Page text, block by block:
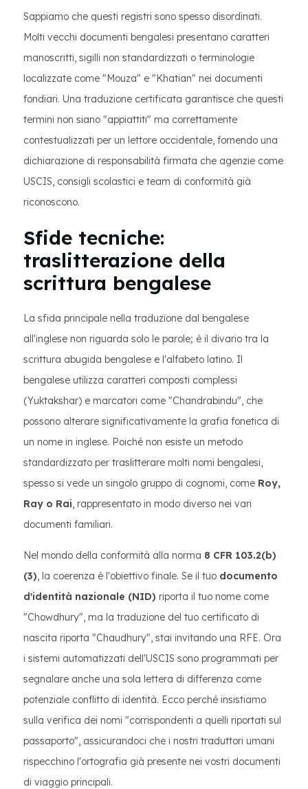
Sappiamo che questi registri sono spesso disordinati.
Molti vecchi documenti bengalesi presentano caratteri
manoscritti, sigilli non standardizzati o terminologie
localizzate come "Mouza" e "Khatian" nei documenti
fondiari. Una traduzione certificata garantisce che questi
termini non siano "appiattiti" ma correttamente
contestualizzati per un lettore occidentale, fornendo una
dichiarazione di responsabilità firmata che agenzie come
USCIS, consigli scolastici e team di conformità già
riconoscono.
Sfide tecniche:
traslitterazione della
scrittura bengalese
La sfida principale nella traduzione dal bengalese
all'inglese non riguarda solo le parole; è il divario tra la
scrittura abugida bengalese e l'alfabeto latino. Il
bengalese utilizza caratteri composti complessi
(Yuktakshar) e marcatori come "Chandrabindu", che
possono alterare significativamente la grafia fonetica di
un nome in inglese. Poiché non esiste un metodo
standardizzato per traslitterare molti nomi bengalesi,
spesso si vede un singolo gruppo di cognomi, come Roy,
Ray o Rai, rappresentato in modo diverso nei vari
documenti familiari.
Nel mondo della conformità alla norma 8 CFR 103.2(b)
(3), la coerenza è l'obiettivo finale. Se il tuo documento
d'identità nazionale (NID) riporta il tuo nome come
"Chowdhury", ma la traduzione del tuo certificato di
nascita riporta "Chaudhury", stai invitando una RFE. Ora
i sistemi automatizzati dell'USCIS sono programmati per
segnalare anche una sola lettera di differenza come
potenziale conflitto di identità. Ecco perché insistiamo
sulla verifica dei nomi "corrispondenti a quelli riportati sul
passaporto", assicurandoci che i nostri traduttori umani
rispecchino l'ortografia già presente nei vostri documenti
di viaggio principali.